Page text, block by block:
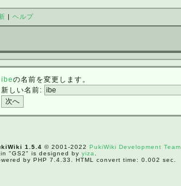
|ヘルプ
ibeの名前を変更します。
新しい名前:
1.5.4 © 2001-2022 PukiWiki Development Team
"GS2" is designed by yiza.
by PHP 7.4.33. HTML convert time: 0.002 sec.